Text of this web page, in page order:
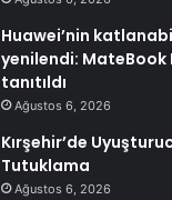
Huawei’nin
yenilendi: MateBook
tanıtıldı
Ağustos 6, 2026
Kırşehir’de
Tutuklama
Ağustos 6, 2026